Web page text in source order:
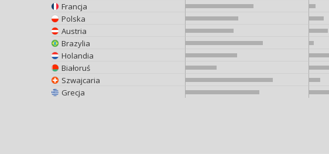
Francja
Polska
Austria
Brazylia
Holandia
Białoruś
Szwajcaria
Grecja